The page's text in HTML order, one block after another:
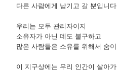
다른 사람에게 남기고 갈 뿐입니
우리는 모두 관리자이지
소유자가 아닌 데도 불구하고
많은 사람들은 소유를 위해서 숨
이 지구상에는 우리 인간이 살아